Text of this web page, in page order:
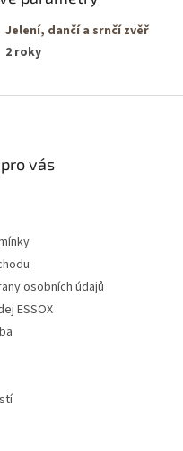
Jelení, dančí a srnčí zvěř
2 roky
vás
osobních údajů
ESSOX